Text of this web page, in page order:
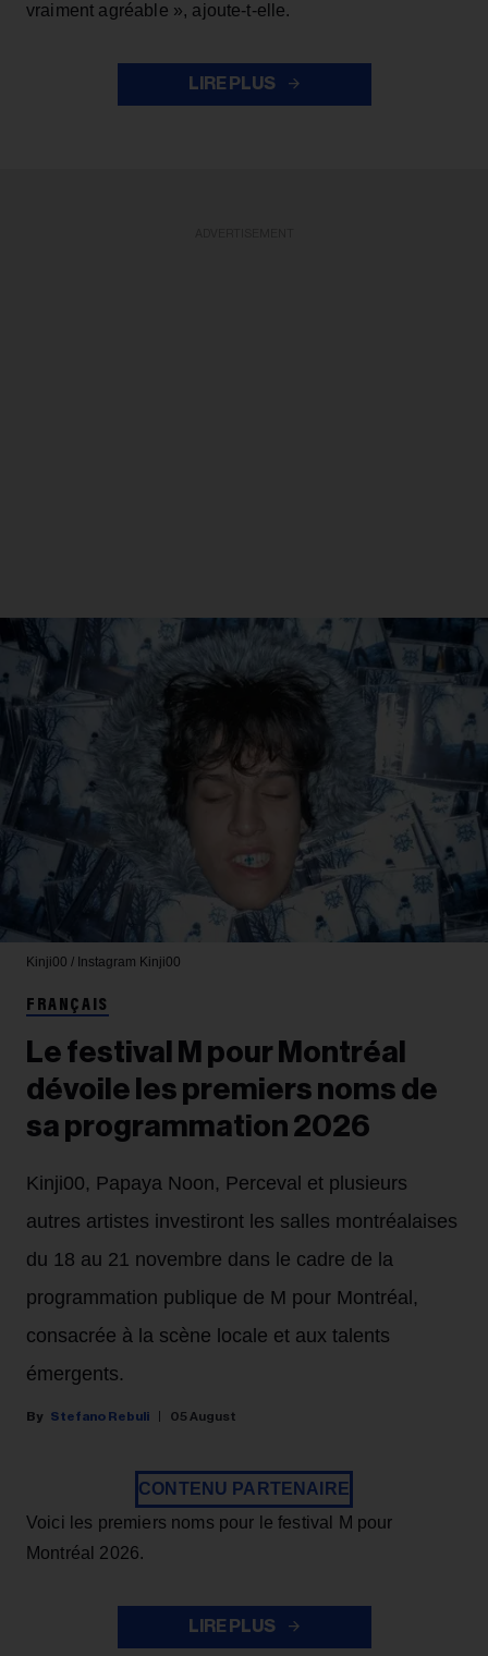
vraiment agréable », ajoute-t-elle.
LIRE PLUS
Kinji00 / Instagram Kinji00
FRANÇAIS
Le festival M pour Montréal
dévoile les premiers noms de
sa programmation 2026
Kinji00, Papaya Noon, Perceval et plusieurs
autres artistes investiront les salles montréalaises
du 18 au 21 novembre dans le cadre de la
programmation publique de M pour Montréal,
consacrée à la scène locale et aux talents
émergents.
Stefano Rebuli 05 August
CONTENU PARTENAIRE
Voici les premiers noms pour le festival M pour
Montréal 2026.
LIRE PLUS